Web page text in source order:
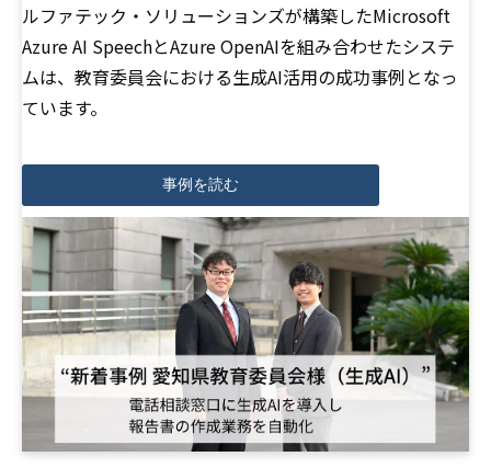
ルファテック・ソリューションズが構築したMicrosoft
Azure AI SpeechとAzure OpenAIを組み合わせたシステ
ムは、教育委員会における生成AI活用の成功事例となっ
ています。
事例を読む